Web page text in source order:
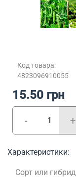
Код товара:
4823096910055
- +
15.50 грн
Характеристики:
Сорт или гибрид